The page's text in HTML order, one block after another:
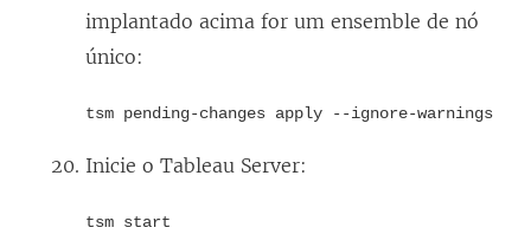
implantado acima for um ensemble de nó
único:
tsm pending-changes apply --ignore-warnings
Inicie o Tableau Server:
tsm start